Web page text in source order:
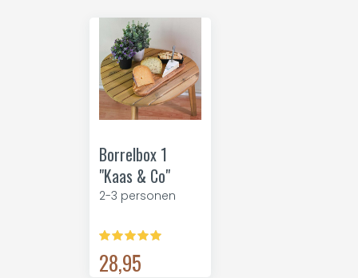
Borrelbox 1
"Kaas & Co"
2-3 personen
28,95